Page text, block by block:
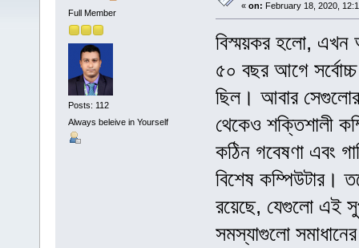
Full Member
Posts: 112
Always beleive in Yourself
« on: February 18, 2020,
বিস্ময়কর হলো, এখন
৫০ বছর আগে
ছিল। আবার
থেকেও শক্তিশালী
কঠিন গবেষণা এবং
বিশেষ কম্পিউটার।
রয়েছে, যেগুলো এই
সমস্যাগুলো